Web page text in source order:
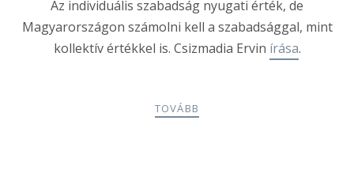
Az individuális szabadság nyugati érték, de
Magyarországon számolni kell a szabadsággal, mint
kollektív értékkel is. Csizmadia Ervin írása.
TOVÁBB